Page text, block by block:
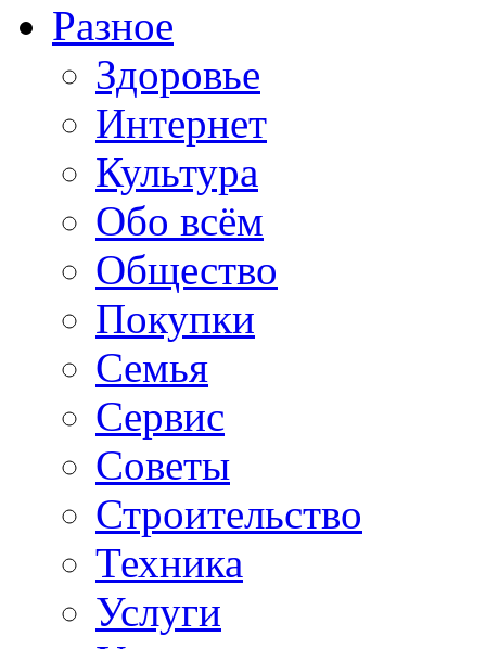
Разное
Здоровье
Интернет
Культура
Обо всём
Общество
Покупки
Семья
Сервис
Советы
Строительство
Техника
Услуги